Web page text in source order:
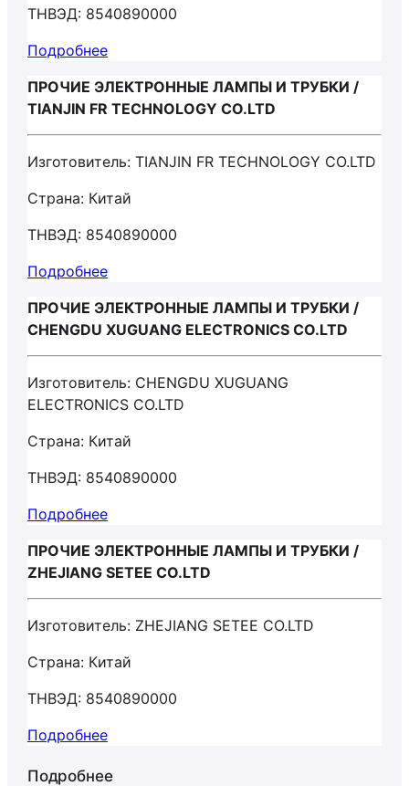
ТНВЭД: 8540890000
Подробнее
ПРОЧИЕ ЭЛЕКТРОННЫЕ ЛАМПЫ И ТРУБКИ /
TIANJIN FR TECHNOLOGY CO.LTD
Изготовитель: TIANJIN FR TECHNOLOGY CO.LTD
Страна: Китай
ТНВЭД: 8540890000
Подробнее
ПРОЧИЕ ЭЛЕКТРОННЫЕ ЛАМПЫ И ТРУБКИ /
CHENGDU XUGUANG ELECTRONICS CO.LTD
Изготовитель: CHENGDU XUGUANG
ELECTRONICS CO.LTD
Страна: Китай
ТНВЭД: 8540890000
Подробнее
ПРОЧИЕ ЭЛЕКТРОННЫЕ ЛАМПЫ И ТРУБКИ /
ZHEJIANG SETEE CO.LTD
Изготовитель: ZHEJIANG SETEE CO.LTD
Страна: Китай
ТНВЭД: 8540890000
Подробнее
Подробнее